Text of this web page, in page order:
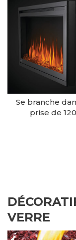
Se branche
prise de
VERRE